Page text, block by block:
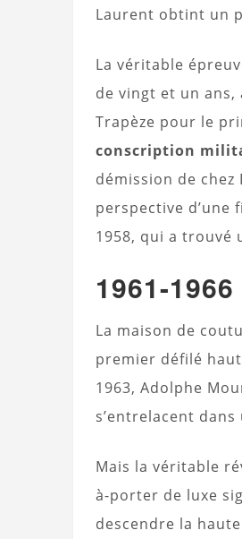
Laurent obtint un
La véritable
de vingt et un
Trapèze pour le
conscription
démission de
perspective d’une
1958, qui a trouvé
1961-1966
La maison de
premier défilé
1963, Adolphe
s’entrelacent
Mais la véritable
à-porter de luxe
descendre la